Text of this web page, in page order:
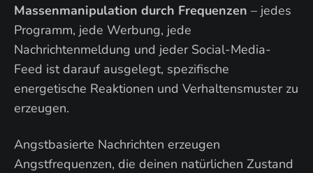
Massenmanipulation durch Frequenzen – jedes
Programm, jede Werbung, jede
Nachrichtenmeldung und jeder Social-Media-
Feed ist darauf ausgelegt, spezifische
energetische Reaktionen und Verhaltensmuster zu
erzeugen.
Angstbasierte Nachrichten erzeugen
Angstfrequenzen, die deinen natürlichen Zustand